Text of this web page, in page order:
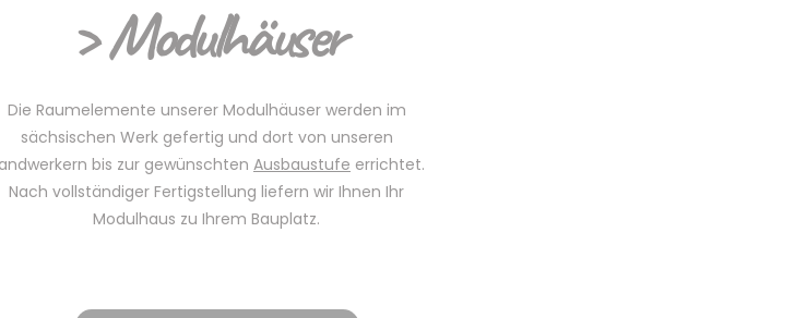
> Modulhäuser
Die Raumelemente unserer Modulhäuser werden im
sächsischen Werk gefertig und dort von unseren
bis zur gewünschten Ausbaustufe errichtet.
Nach vollständiger Fertigstellung liefern wir Ihnen Ihr
Modulhaus zu Ihrem Bauplatz.